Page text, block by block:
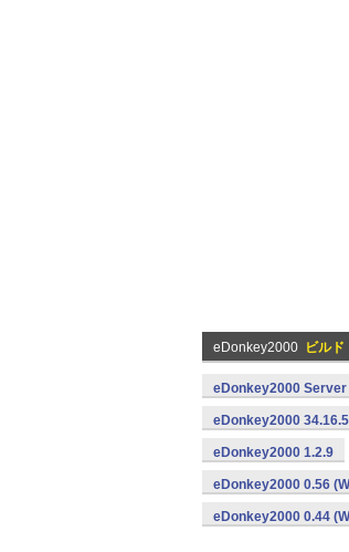
eDonkey2000 ビルド
eDonkey2000 Server
eDonkey2000
eDonkey2000 1.2.9
eDonkey2000 0.56
eDonkey2000 0.44